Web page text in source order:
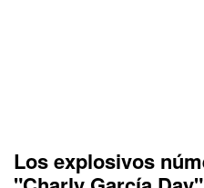
Los explosivos